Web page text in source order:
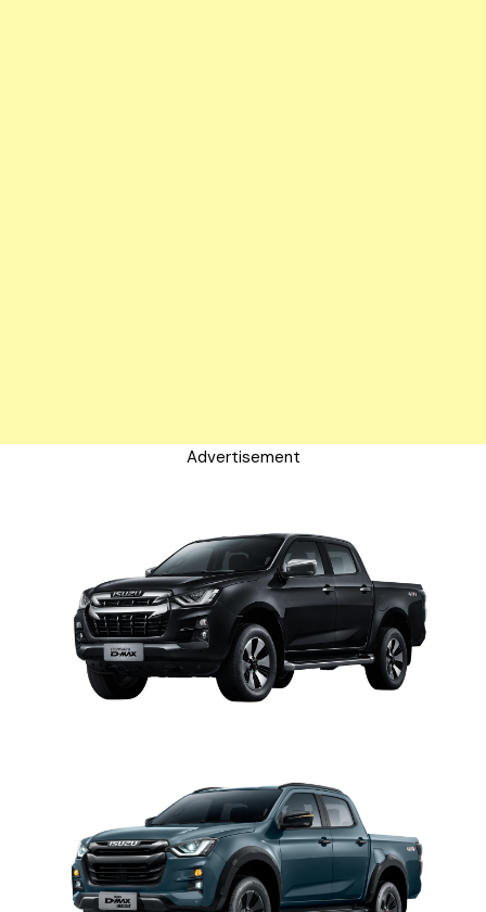
Advertisement